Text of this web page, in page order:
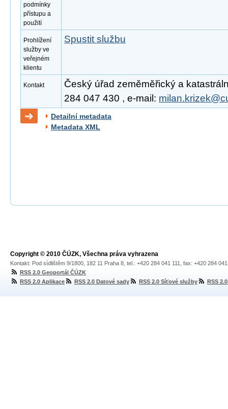
podmínky
přístupu a
použití
Prohlížení
služby ve
veřejném
klientu
Spustit službu
Kontakt
Český úřad zeměměřický a
284 047 430 , e-mail:
Detailní metadata
Metadata XML
Copyright © 2010 ČÚZK, Všechna práva vyhrazena
Kontakt: Pod sídlištěm 9/1800, 182 11 Praha 8, tel.: +420 284 041 111, fax: +420 284
RSS 2.0 Geoportál ČÚZK
RSS 2.0 Aplikace
RSS 2.0 Datové sady RSS 2.0 Síťové služby RSS